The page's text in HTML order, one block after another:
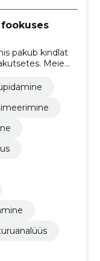
pakub kindlat
Meie
ning
samal ajal
ja